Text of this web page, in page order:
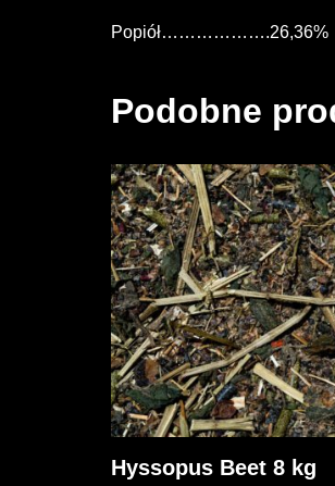
Popiół……………….26,36%
Podobne
Hyssopus Beet 8 kg